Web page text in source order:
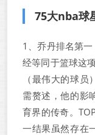
75大nba球
1、乔丹排名第
经等同于篮球这
（最伟大的球
需赘述，他的影
育界的传奇。
一结果虽然存在